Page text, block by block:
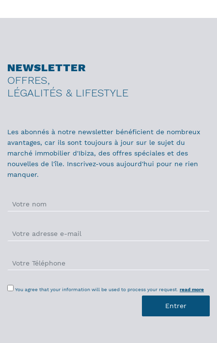
NEWSLETTER
OFFRES,
LÉGALITÉS & LIFESTYLE
Les abonnés à notre newsletter bénéficient de nombreux
avantages, car ils sont toujours à jour sur le sujet du
marché immobilier d'Ibiza, des offres spéciales et des
nouvelles de l'île. Inscrivez-vous aujourd'hui pour ne rien
manquer.
You agree that your information will be used to process your request. read more